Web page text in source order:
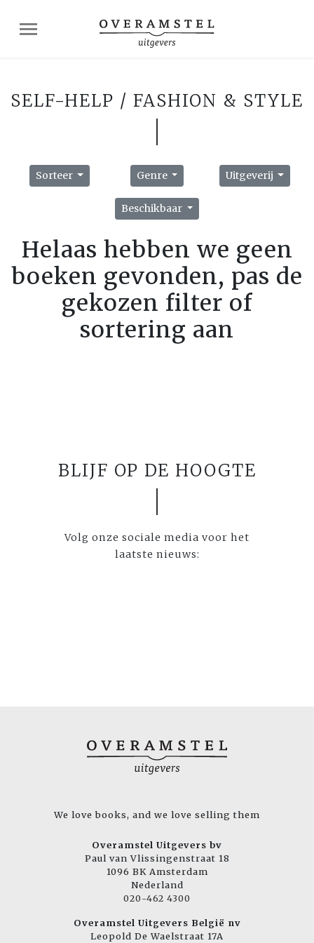
SELF-HELP / FASHION & STYLE
Sorteer Genre Uitgeverij
Beschikbaar
Helaas hebben we geen
boeken gevonden, pas de
gekozen filter of
sortering aan
BLIJF OP DE HOOGTE
Volg onze sociale media voor het
laatste nieuws:
We love books, and we love selling them
Overamstel Uitgevers bv
Paul van Vlissingenstraat 18
1096 BK Amsterdam
Nederland
020-462 4300
Overamstel Uitgevers België nv
Leopold De Waelstraat 17A